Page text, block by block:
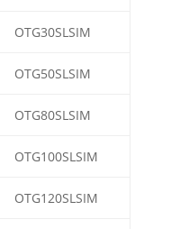
OTG30SLSIM
OTG50SLSIM
OTG80SLSIM
OTG100SLSIM
OTG120SLSIM